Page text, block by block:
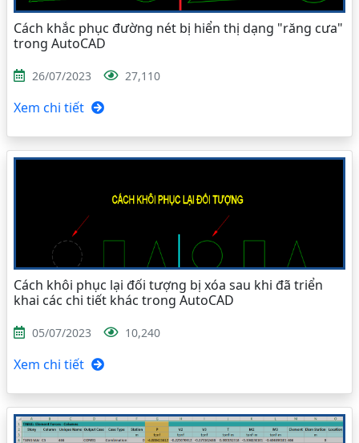
Cách khắc phục đường nét bị hiển thị dạng "răng cưa"
trong AutoCAD
26/07/2023 27,110
Xem chi tiết
Cách khôi phục lại đối tượng bị xóa sau khi đã triển
khai các chi tiết khác trong AutoCAD
05/07/2023 10,240
Xem chi tiết